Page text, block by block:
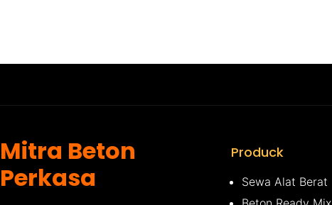
Mitra Beton
Perkasa
Produck
Sewa Alat Berat